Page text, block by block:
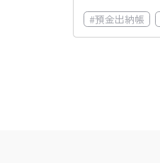
#預金出納帳